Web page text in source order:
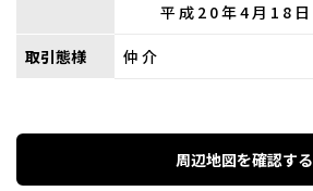
平成20年4月18日
取引態様 仲介
周辺地図を確認する